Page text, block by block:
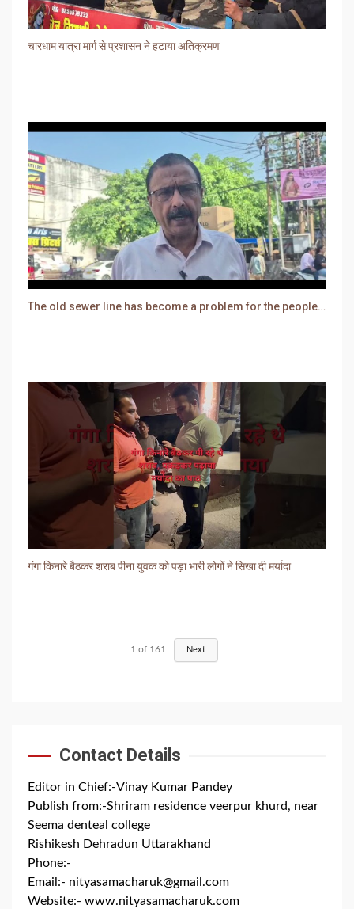
चारधाम यात्रा मार्ग से प्रशासन ने हटाया अतिक्रमण
The old sewer line has become a problem for the people. Sewer water is entering people's houses.
गंगा किनारे बैठकर शराब पीना युवक को पड़ा भारी लोगों ने सिखा दी मर्यादा
1 of 161 Next
Contact Details
Editor in Chief:-Vinay Kumar Pandey
Publish from:-Shriram residence veerpur khurd, near
Seema denteal college
Rishikesh Dehradun Uttarakhand
Phone:-
Email:- nityasamacharuk@gmail.com
Website:- www.nityasamacharuk.com